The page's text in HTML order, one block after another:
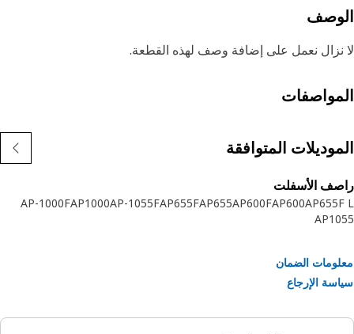
نزال نعمل على إضافة وصف لهذه القطعة.
المتوافقة
الأسفلت
AP600
AP600F
AP655
AP655F
AP-1055F
AP1000
AP-1000F
الضمان
الإرجاع